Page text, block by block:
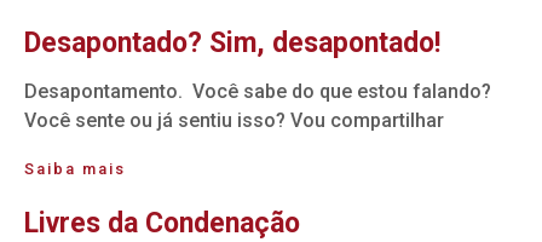
Desapontado? Sim, desapontado!
Desapontamento. Você sabe do que estou falando?
Você sente ou já sentiu isso? Vou compartilhar
Saiba mais
Livres da Condenação